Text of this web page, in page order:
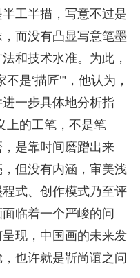
工半描，写意不过是
而没有凸显写意笔墨
和技术水准。为此，
是‘描匠’”，他认为，
一步具体地分析指
上的工笔，不是笔
是靠时间磨蹭出来
但没有内涵，审美浅
程式、创作模式乃至评
临着一个严峻的问
现，中国画的未来发
也许就是靳尚谊之问